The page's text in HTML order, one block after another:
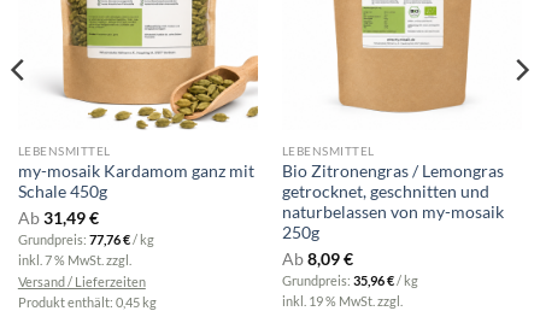
LEBENSMITTEL
my-mosaik Kardamom ganz mit
Schale 450g
Ab31,49€
Grundpreis: 77,76€/ kg
inkl. 7 % MwSt. zzgl.
Versand / Lieferzeiten
Produkt enthält: 0,45 kg
LEBENSMITTEL
Bio Zitronengras / Lemongras
getrocknet, geschnitten und
naturbelassen von my-mosaik
250g
Ab8,09€
Grundpreis: 35,96€/ kg
inkl. 19 % MwSt. zzgl.